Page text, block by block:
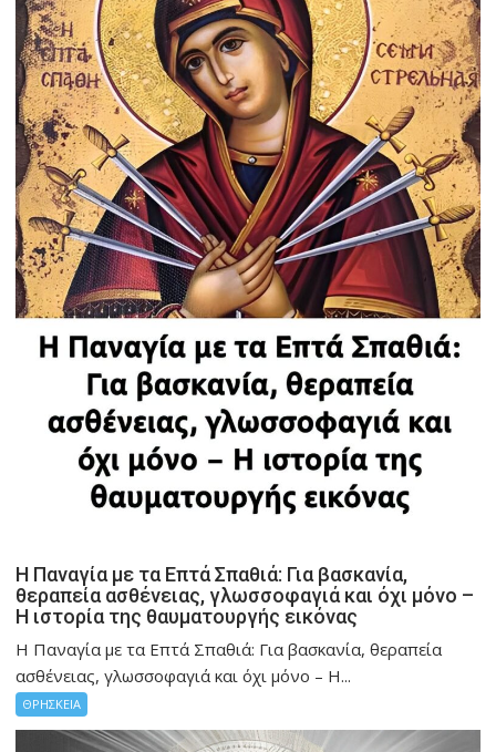
Η Παναγία με τα Επτά Σπαθιά: Για βασκανία,
θεραπεία ασθένειας, γλωσσοφαγιά και όχι μόνο –
Η ιστορία της θαυματουργής εικόνας
Η Παναγία με τα Επτά Σπαθιά: Για βασκανία, θεραπεία
ασθένειας, γλωσσοφαγιά και όχι μόνο – Η...
ΘΡΗΣΚΕΙΑ